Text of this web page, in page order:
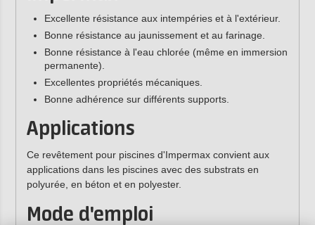
Excellente résistance aux intempéries et à l'extérieur.
Bonne résistance au jaunissement et au farinage.
Bonne résistance à l'eau chlorée (même en immersion
permanente).
Excellentes propriétés mécaniques.
Bonne adhérence sur différents supports.
Applications
Ce revêtement pour piscines d'Impermax convient aux
applications dans les piscines avec des substrats en
polyurée, en béton et en polyester.
Mode d'emploi